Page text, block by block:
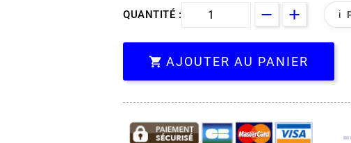
ℹ️
QUANTITÉ :
 AJOUTER AU PANIER